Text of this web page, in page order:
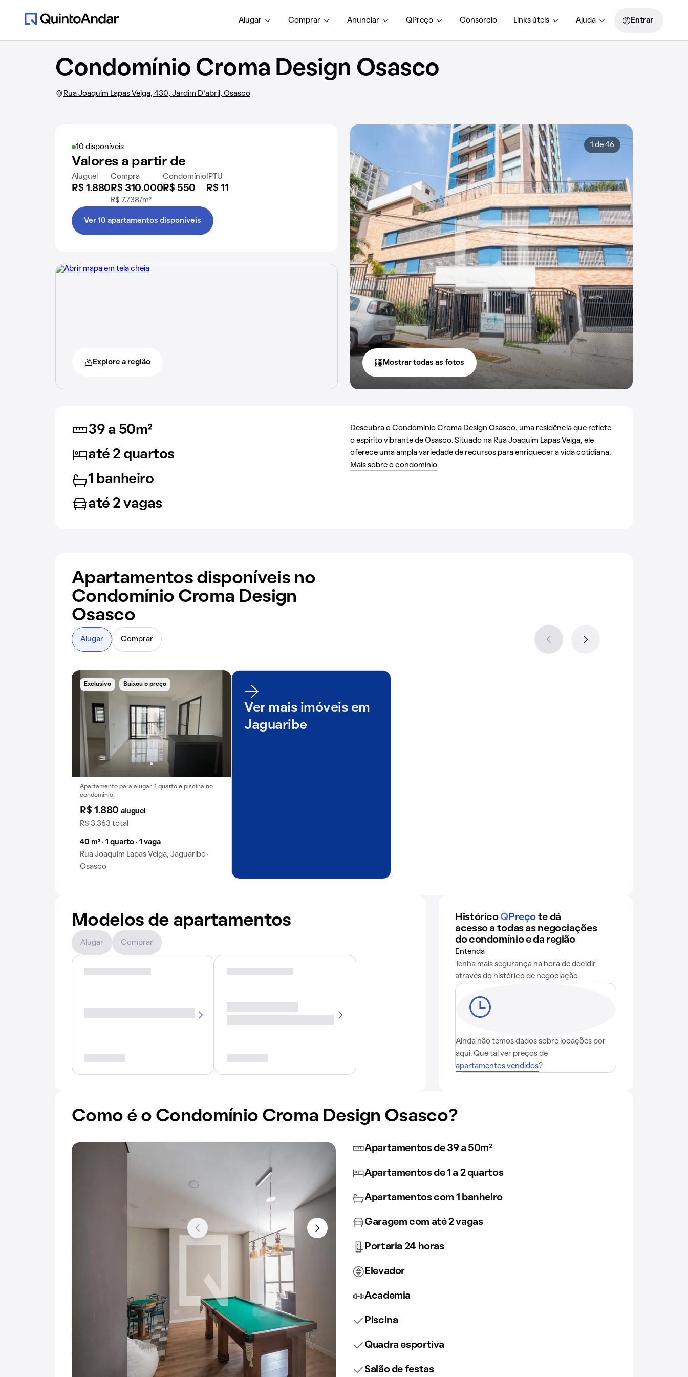
Alugar Comprar Anunciar QPreço Consórcio Links úteis Ajuda Entrar
Condomínio Croma Design Osasco
Rua Joaquim Lapas Veiga, 430, Jardim D'abril, Osasco
10 disponíveis
Valores a partir de
Aluguel
R$ 1.880
Compra
R$ 310.000
R$ 7.738/m²
Condomínio
R$ 550
IPTU
R$ 11
Ver 10 apartamentos disponíveis
Explore a região
1 de 46
Mostrar todas as fotos
39 a 50m²
até 2 quartos
1 banheiro
até 2 vagas
Descubra o Condomínio Croma Design Osasco, uma residência que reflete
o espírito vibrante de Osasco. Situado na Rua Joaquim Lapas Veiga, ele
oferece uma ampla variedade de recursos para enriquecer a vida cotidiana.
Mais sobre o condomínio
Apartamentos disponíveis no
Condomínio Croma Design
Osasco
Exclusivo Baixou o preço
Apartamento para alugar, 1 quarto e piscina no
condomínio.
R$ 1.880 aluguel
R$ 3.363 total
40 m² · 1 quarto · 1 vaga
Rua Joaquim Lapas Veiga, Jaguaribe ·
Osasco
Ver mais imóveis em
Jaguaribe
Alugar Comprar
Modelos de apartamentos
Alugar Comprar
Histórico QPreço te dá
acesso a todas as negociações
do condomínio e da região
Entenda
Tenha mais segurança na hora de decidir
através do histórico de negociação
Ainda não temos dados sobre locações por
aqui. Que tal ver preços de
apartamentos vendidos?
Como é o Condomínio Croma Design Osasco?
Apartamentos de 39 a 50m²
Apartamentos de 1 a 2 quartos
Apartamentos com 1 banheiro
Garagem com até 2 vagas
Portaria 24 horas
Elevador
Academia
Piscina
Quadra esportiva
Salão de festas